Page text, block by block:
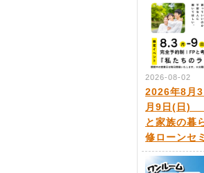
2026-08-02
2026年8月
月9日(日)
と家族の暮
修ローンセ